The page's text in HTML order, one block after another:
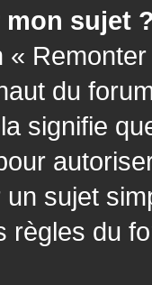
mon sujet
«
du
signifie
sujet
règles du